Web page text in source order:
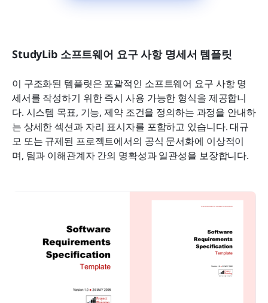
StudyLib 소프트웨어 요구 사항 명세서 템플릿
이 구조화된 템플릿은 포괄적인 소프트웨어 요구 사항 명
세서를 작성하기 위한 즉시 사용 가능한 형식을 제공합니
다. 시스템 목표, 기능, 제약 조건을 정의하는 과정을 안내하
는 상세한 섹션과 자리 표시자를 포함하고 있습니다. 대규
모 또는 규제된 프로젝트에서의 공식 문서화에 이상적이
며, 팀과 이해관계자 간의 명확성과 일관성을 보장합니다.